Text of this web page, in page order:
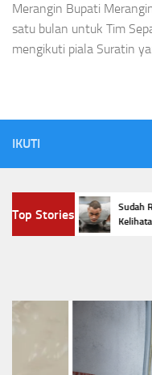
Merangin Bupati
satu bulan untuk Tim
mengikuti piala Suratin
IKUTI
Top Stories
Sudah Rajin
Kelihatan?